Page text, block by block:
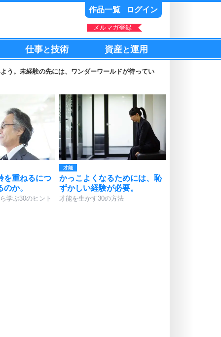
作品一覧 ログイン
メルマガ登録
仕事と技術 資産と運用
う。未経験の先には、ワンダーワールドが待ってい
を重ねるにつ
か。
学ぶ30のヒント
才能
かっこよくなるためには、恥
ずかしい経験が必要。
才能を生かす30の方法